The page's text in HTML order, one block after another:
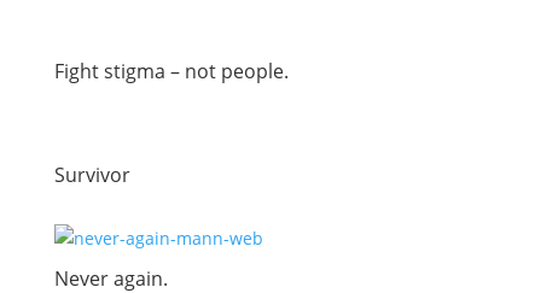
Fight stigma – not people.
Survivor
Never again.